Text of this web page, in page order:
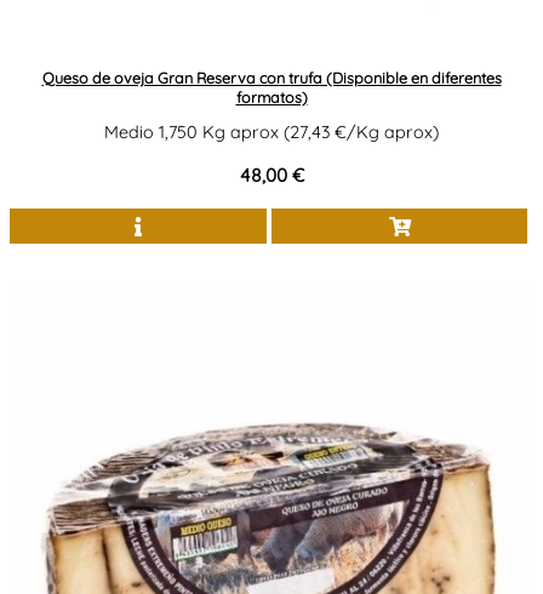
Queso de oveja Gran Reserva con trufa (Disponible en diferentes
formatos)
Medio 1,750 Kg aprox (27,43 €/Kg aprox)
48,00 €